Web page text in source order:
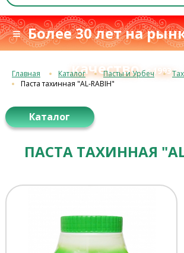
≡ Более 30 лет на
качествос 1993 г.
Главная Каталог Пасты и Урбеч
Паста тахинная "AL-RABIH"
Каталог
ПАСТА ТАХИННАЯ